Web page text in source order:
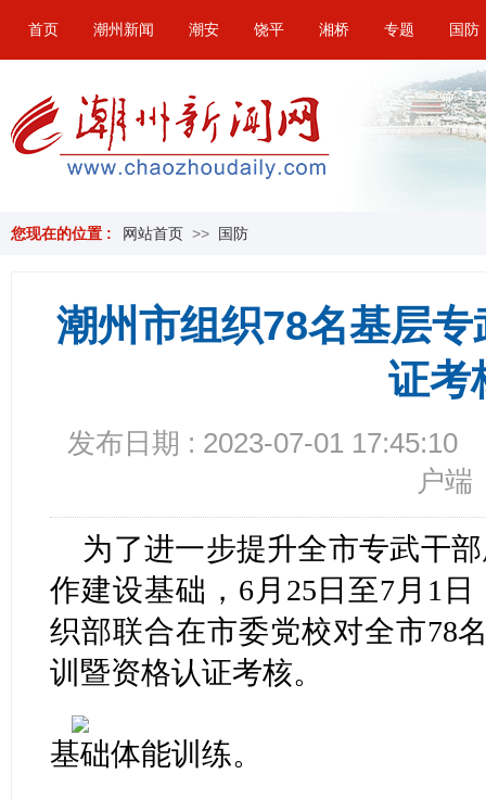
首页 潮州新闻 潮安 饶平 湘桥 专题 国防
您现在的位置 : 网站首页 >> 国防
潮州市组织78名基层
证考
发布日期 : 2023-07-01 17:45:10
户端
为了进一步提升全市专武干
作建设基础，6月25日至7月1
织部联合在市委党校对全市78
训暨资格认证考核。
基础体能训练。